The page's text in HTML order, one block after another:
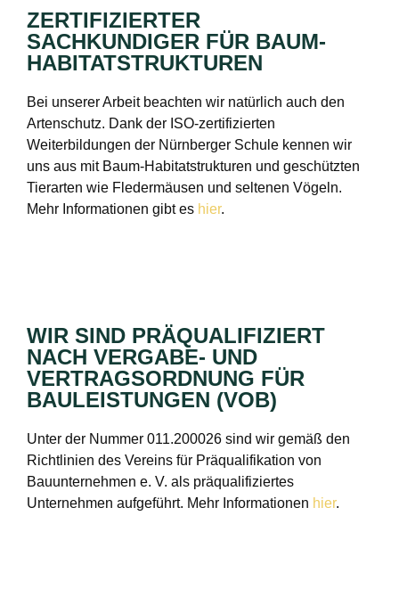
ZERTIFIZIERTER
SACHKUNDIGER FÜR BAUM-
HABITATSTRUKTUREN
Bei unserer Arbeit beachten wir natürlich auch den
Artenschutz. Dank der ISO-zertifizierten
Weiterbildungen der Nürnberger Schule kennen wir
uns aus mit Baum-Habitatstrukturen und geschützten
Tierarten wie Fledermäusen und seltenen Vögeln.
Mehr Informationen gibt es hier.
WIR SIND PRÄQUALIFIZIERT
NACH VERGABE- UND
VERTRAGSORDNUNG FÜR
BAULEISTUNGEN (VOB)
Unter der Nummer 011.200026 sind wir gemäß den
Richtlinien des Vereins für Präqualifikation von
Bauunternehmen e. V. als präqualifiziertes
Unternehmen aufgeführt. Mehr Informationen hier.